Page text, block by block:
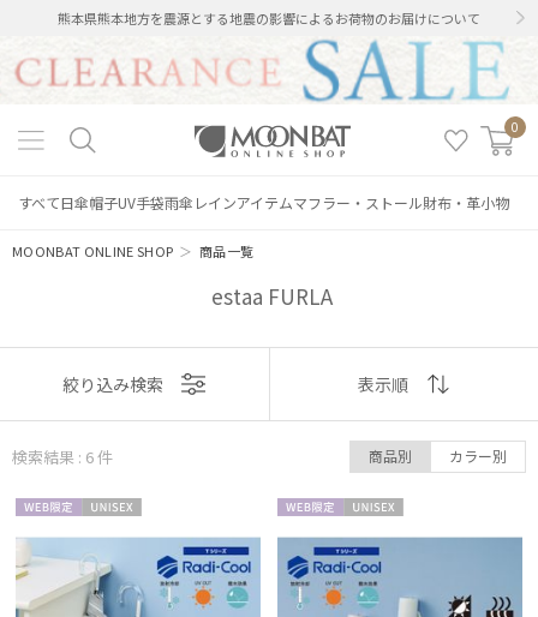
熊本県熊本地方を震源とする地震の影響によるお荷物のお届けについて
0
すべて日傘帽子UV手袋雨傘 レインアイテムマフラー・ストール財布・革小物
MOONBAT ONLINE SHOP ＞商品一覧
estaa FURLA
絞り込み
表示
おすすめ
価格の高い
順
絞り込み検索 表示順
検索結果 : 6件 商品別 カラー別
定
定
X